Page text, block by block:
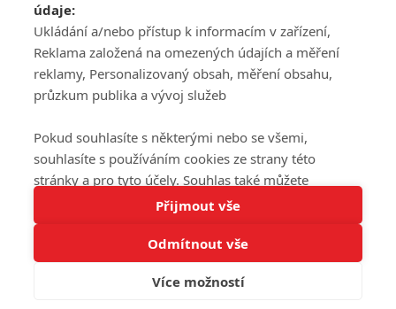
Tato stránka používá soubory cookies.
Rozumím
Máte-li zájem o inzerci na našem webu napište nám na e-mail
studio@koncal.com
Ochrana osobních údajů|Zásady používání cookies |Pravidla webu
Upravit nastavení soukromí
© 2016 – 2026 FandimeSerialum.cz / All rights reserved /
Koncal studio s.r.o., IČO: 03604071, Lýskova 2073/57, Stodůlky, 155
údaje:
Ukládání a/nebo přístup k informacím v zařízení,
Reklama založená na omezených údajích a měření
reklamy, Personalizovaný obsah, měření obsahu,
průzkum publika a vývoj služeb
Pokud souhlasíte s některými nebo se všemi,
souhlasíte s používáním cookies ze strany této
stránky a pro tyto účely. Souhlas také můžete
odmítnout, ale v takovém případě vám na stránce
nebudou k dispozici některé personalizované funkce.
Vaše volby souhlasu se budou vztahovat pouze na
tuto webovou stránku. Vaše nastavení a odvolání
souhlasu můžete kdykoli změnit na stránce s
Přijmout vše
Odmítnout vše
Více možností